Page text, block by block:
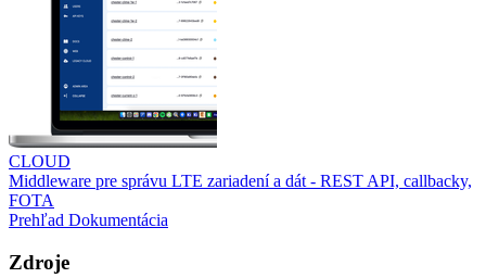
CLOUD
Middleware pre správu LTE zariadení a dát - REST API, callbacky,
FOTA
Prehľad Dokumentácia
Zdroje